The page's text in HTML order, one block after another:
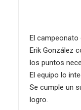
El campeonato
Erik González
los puntos
El equipo lo
Se cumple un
logro.